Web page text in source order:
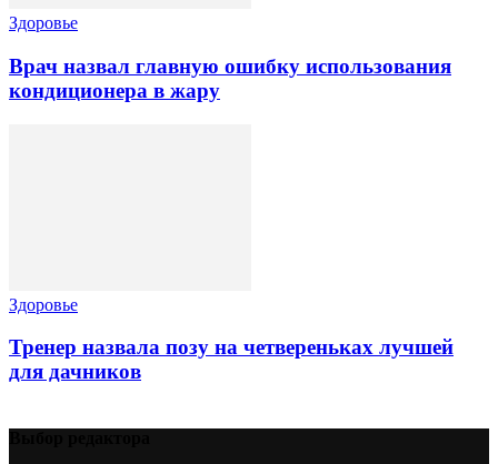
Здоровье
Врач назвал главную ошибку использования
кондиционера в жару
Здоровье
Тренер назвала позу на четвереньках лучшей
для дачников